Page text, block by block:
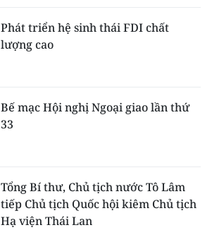
Phát triển hệ sinh thái FDI chất
lượng cao
Bế mạc Hội nghị Ngoại giao lần thứ
33
Tổng Bí thư, Chủ tịch nước Tô Lâm
tiếp Chủ tịch Quốc hội kiêm Chủ tịch
Hạ viện Thái Lan